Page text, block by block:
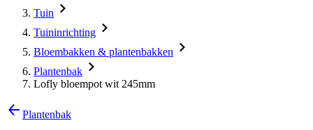
Tuin
Tuininrichting
Bloembakken & plantenbakken
Plantenbak
Lofly bloempot wit 245mm
Plantenbak